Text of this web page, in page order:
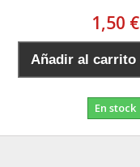
1,50 €
Añadir al carrito
En stock